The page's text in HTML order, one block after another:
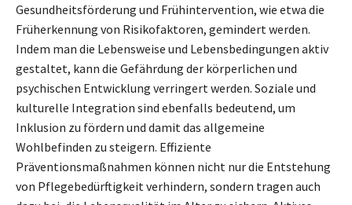
Gesundheitsförderung und Frühintervention, wie etwa die
Früherkennung von Risikofaktoren, gemindert werden.
Indem man die Lebensweise und Lebensbedingungen aktiv
gestaltet, kann die Gefährdung der körperlichen und
psychischen Entwicklung verringert werden. Soziale und
kulturelle Integration sind ebenfalls bedeutend, um
Inklusion zu fördern und damit das allgemeine
Wohlbefinden zu steigern. Effiziente
Präventionsmaßnahmen können nicht nur die Entstehung
von Pflegebedürftigkeit verhindern, sondern tragen auch